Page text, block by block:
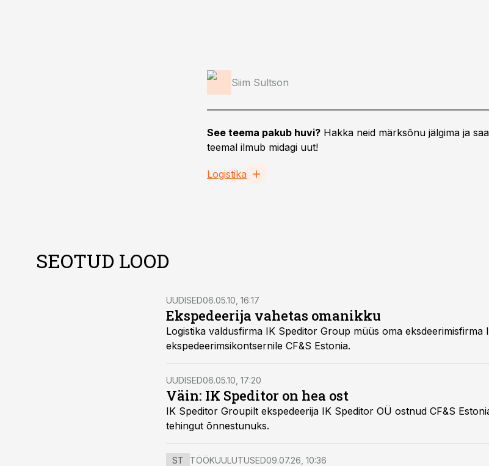
Siim Sultson
See teema pakub huvi? Hakka neid märksõnu jälgima ja
teemal ilmub midagi uut!
Logistika
SEOTUD LOOD
UUDISED06.05.10, 16:17
Ekspedeerija vahetas omanikku
Logistika valdusfirma IK Speditor Group müüs oma eksdeerimisfirma
ekspedeerimsikontsernile CF&S Estonia.
UUDISED06.05.10, 17:20
Väin: IK Speditor on hea ost
IK Speditor Groupilt ekspedeerija IK Speditor OÜ ostnud CF&S
tehingut õnnestunuks.
ST TÖÖKUULUTUSED09.07.26, 10:36